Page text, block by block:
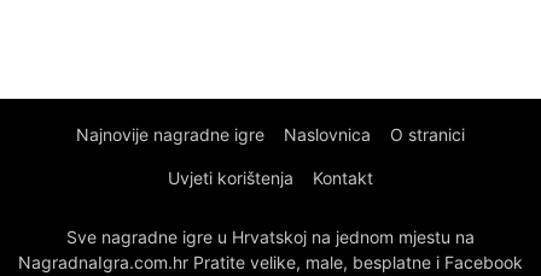
Najnovije nagradne igre Naslovnica O stranici
Uvjeti korištenja Kontakt
Sve nagradne igre u Hrvatskoj na jednom mjestu na
NagradnaIgra.com.hr Pratite velike, male, besplatne i Facebook